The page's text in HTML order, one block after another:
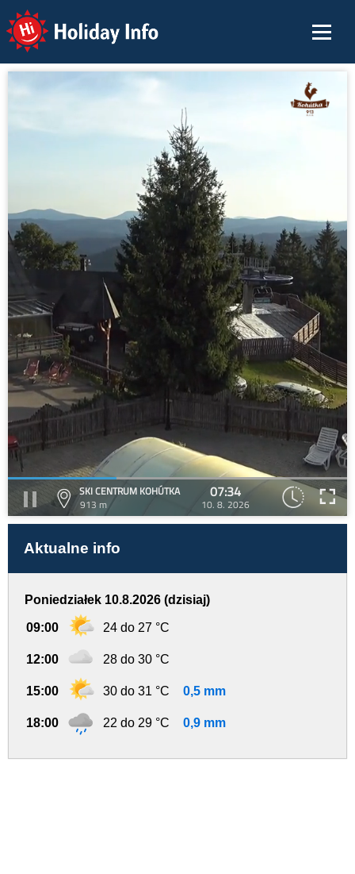
Holiday Info
SKI CENTRUM KOHÚTKA
913 m
07:34
10. 8. 2026
Aktualne info
Poniedziałek 10.8.2026 (dzisiaj)
09:00 24 do 27 °C
12:00 28 do 30 °C
15:00 30 do 31 °C 0,5 mm
18:00 22 do 29 °C 0,9 mm